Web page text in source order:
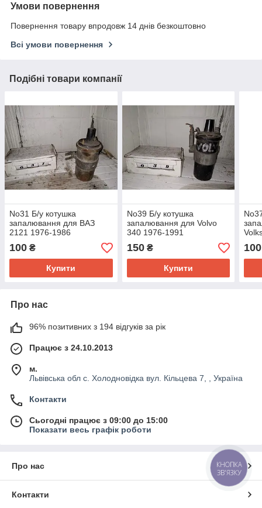
Умови повернення
Повернення товару впродовж 14 днів безкоштовно
Всі умови повернення
Подібні товари компанії
No31 Б/у котушка
запалювання для ВАЗ
2121 1976-1986
100 ₴
Купити
No39 Б/у котушка
запалювання для Volvo
340 1976-1991
150₴
Купити
100
Про нас
96% позитивних з 194 відгуків за рік
Працює з 24.10.2013
м.
Львівська обл с. Холодновідка вул. Кільцева 7, , Україна
Контакти
Сьогодні працює з 09:00 до 15:00
Показати весь графік роботи
Про нас
Контакти
КНОПКА
ЗВ'ЯЗКУ